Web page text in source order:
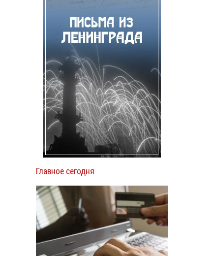
Главное сегодня